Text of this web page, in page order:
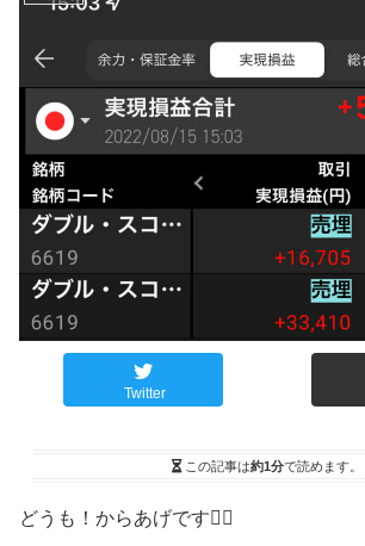
Twitter
この記事は約1分で読めます。
どうも！からあげです🙋‍♂️